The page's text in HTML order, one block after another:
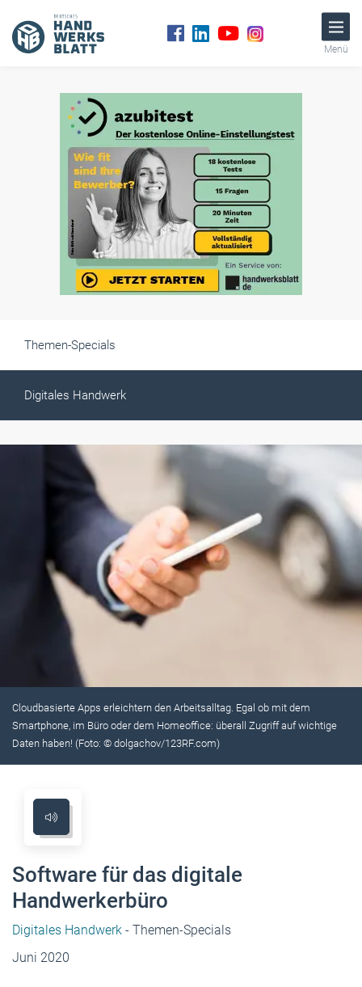
Menü
Themen-Specials
Digitales Handwerk
Cloudbasierte Apps erleichtern den Arbeitsalltag. Egal ob mit dem
Smartphone, im Büro oder dem Homeoffice: überall Zugriff auf wichtige
Daten haben! (Foto: © dolgachov/123RF.com)
Software für das digitale
Handwerkerbüro
Digitales Handwerk - Themen-Specials
Juni 2020